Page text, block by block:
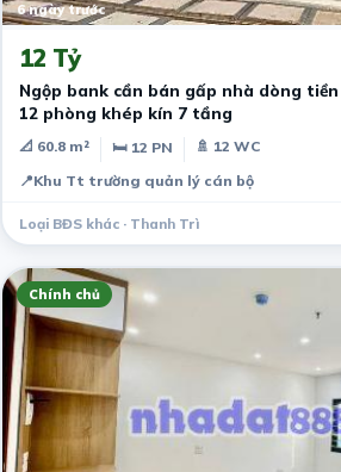
6 ngày trước
12 Tỷ
Ngộp bank cần bán gấp nhà dòng
12 phòng khép kín 7 tầng
📐 60.8 m² 🛏 12 PN
🚿 12 WC
📍Khu Tt trường quản lý cán bộ
Loại BĐS khác · Thanh Trì
Chính chủ